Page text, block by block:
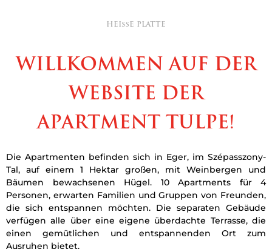
HEIßE PLATTE
WILLKOMMEN AUF DER
WEBSITE DER
APARTMENT TULPE!
Die Apartmenten befinden sich in Eger, im Szépasszony-
Tal, auf einem 1 Hektar großen, mit Weinbergen und
Bäumen bewachsenen Hügel. 10 Apartments für 4
Personen, erwarten Familien und Gruppen von Freunden,
die sich entspannen möchten. Die separaten Gebäude
verfügen alle über eine eigene überdachte Terrasse, die
einen gemütlichen und entspannenden Ort zum
Ausruhen bietet.